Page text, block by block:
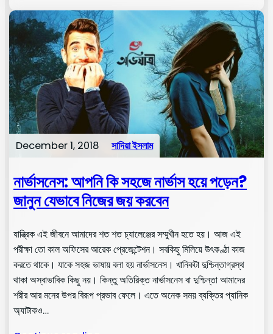
December 1, 2018 সাদিয়া ইসলাম
নার্ভাসনেস: আপনি কি সহজে নার্ভাস হয়ে পড়েন?
জানুন যেভাবে নিজের জয় করবেন
যান্ত্রিক এই জীবনে আমাদের শত শত চ্যালেঞ্জের সম্মুখীন হতে হয়। আজ এই
পরীক্ষা তো কাল অফিসের আরেক প্রেজেন্টেশন। সবকিছু মিলিয়ে উৎকণ্ঠা কাজ
করতে থাকে। যাকে সহজ ভাষায় বলা হয় নার্ভাসনেস। খানিকটা দুশ্চিন্তাগ্রস্থ
থাকা অস্বাভাবিক কিছু নয়। কিন্তু অতিরিক্ত নার্ভাসনেস বা দুশ্চিন্তা আমাদের
শরীর আর মনের উপর বিরূপ প্রভাব ফেলে। এতে অনেক সময় ব্যক্তির প্যানিক
অ্যাটাকও…